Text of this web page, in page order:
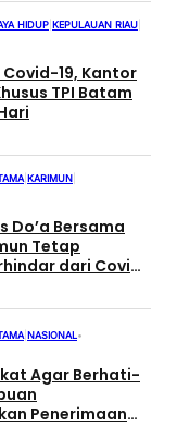
HIDUP KEPULAUAN RIAU
19, Kantor
TPI Batam
|KARIMUN
Do’a Bersama
Tetap
dari Covid-
NASIONAL•
Agar Berhati-
Penerimaan